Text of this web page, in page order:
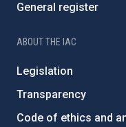
General register
ABOUT THE IAC
Legislation
Transparency
Code of ethics and